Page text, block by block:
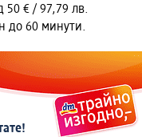
50 € / 97,79 лв.
до 60 минути.